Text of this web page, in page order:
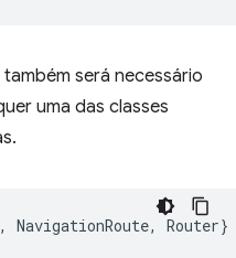
será necessário
uma das classes
, NavigationRoute, Router}